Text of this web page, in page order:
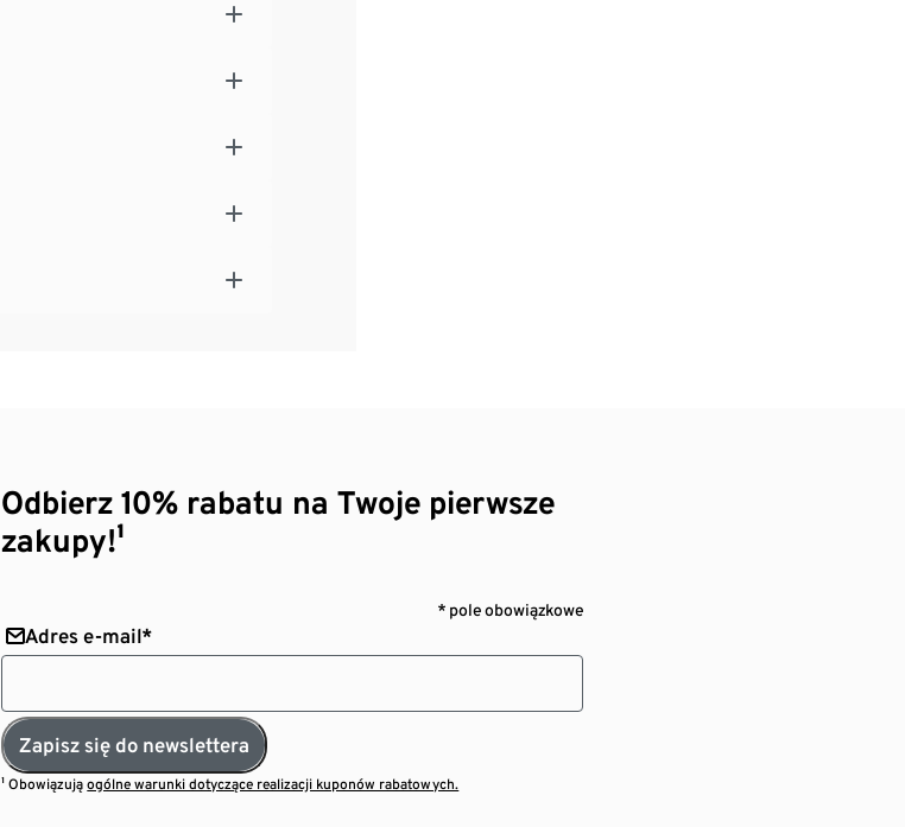
Odbierz 10% rabatu na Twoje pierwsze
zakupy!¹
* pole obowiązkowe
Adres e-mail*
Zapisz się do newslettera
¹ Obowiązująogólne warunki dotyczące realizacji kuponów rabatowych.